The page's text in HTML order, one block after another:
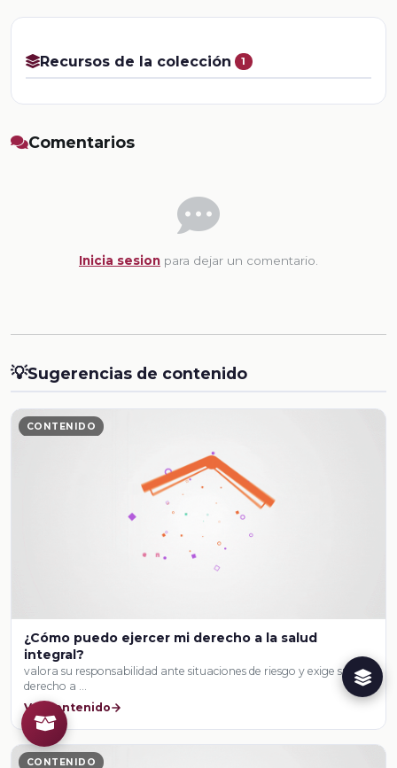
Recursos de la colección 1
Comentarios
Inicia sesion para dejar un comentario.
💡Sugerencias de contenido
CONTENIDO
¿Cómo puedo ejercer mi derecho a la salud
integral?
valora su responsabilidad ante situaciones de riesgo y exige su
derecho a …
Ver contenido
CONTENIDO